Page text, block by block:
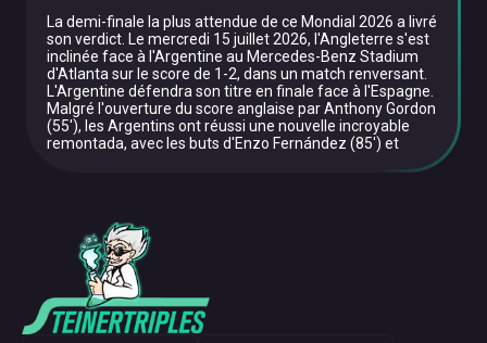
La demi-finale la plus attendue de ce Mondial 2026 a livré
son verdict. Le mercredi 15 juillet 2026, l'Angleterre s'est
inclinée face à l'Argentine au Mercedes-Benz Stadium
d'Atlanta sur le score de 1-2, dans un match renversant.
L'Argentine défendra son titre en finale face à l'Espagne.
Malgré l'ouverture du score anglaise par Anthony Gordon
(55'), les Argentins ont réussi une nouvelle incroyable
remontada, avec les buts d'Enzo Fernández (85') et